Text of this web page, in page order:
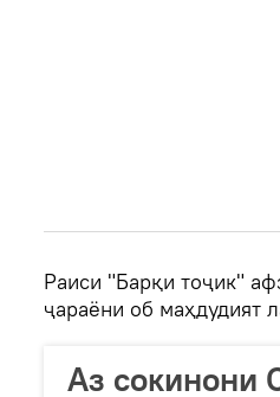
Раиси "Барқи тоҷик"
ҷараёни об маҳдудият
Аз сокинони